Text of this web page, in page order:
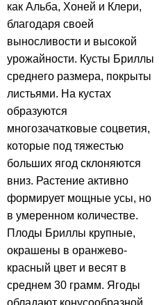
как Альба, Хоней и Клери,
благодаря своей
выносливости и высокой
урожайности. Кусты Бриллы
среднего размера, покрыты
листьями. На кустах
образуются
многозачатковые соцветия,
которые под тяжестью
больших ягод склоняются
вниз. Растение активно
формирует мощные усы, но
в умеренном количестве.
Плоды Бриллы крупные,
окрашены в оранжево-
красный цвет и весят в
среднем 30 грамм. Ягоды